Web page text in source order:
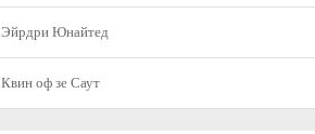
Эйрдри Юнайтед
Квин оф зе Саут